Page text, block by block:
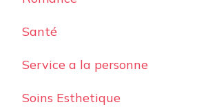
Santé
Service a la personne
Soins Esthetique